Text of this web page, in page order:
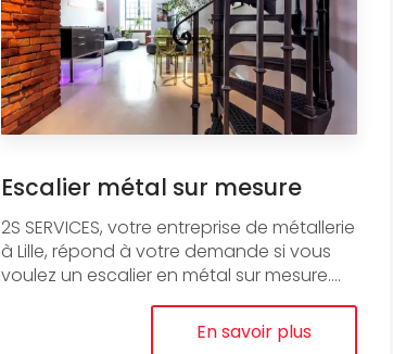
Escalier métal sur mesure
2S SERVICES, votre entreprise de métallerie
à Lille, répond à votre demande si vous
voulez un escalier en métal sur mesure....
En savoir plus